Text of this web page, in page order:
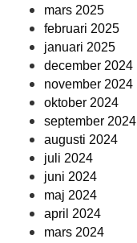
mars 2025
februari 2025
januari 2025
december 2024
november 2024
oktober 2024
september 2024
augusti 2024
juli 2024
juni 2024
maj 2024
april 2024
mars 2024